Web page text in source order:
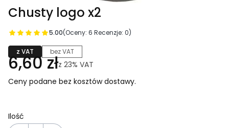
Chusty logo x2
5.00(Oceny: 6 Recenzje: 0)
z VAT bez VAT
6,60 złz 23% VAT
Ceny podane bez kosztów dostawy.
Ilość